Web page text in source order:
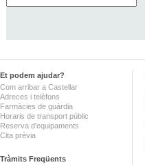
Et podem ajudar?
Com arribar a Castellar
Adreces i telèfons
Farmàcies de guàrdia
Horaris de transport públic
Reserva d'equipaments
Cita prèvia
Tràmits Freqüents